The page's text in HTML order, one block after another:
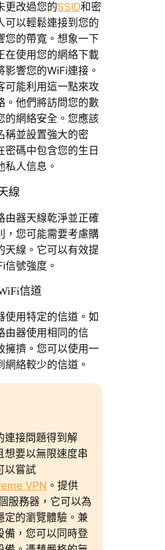
更改過您的SSID和密
可以輕鬆連接到您的
您的帶寬。想象一下
在使用您的網絡下載
影響您的WiFi連接。
可能利用這一點來攻
。他們將訪問您的數
的網絡安全。您應該
稱並設置強大的密
密碼中包含您的生日
私人信息。
線
由器天線乾淨並正確
，您可能需要考慮購
天線。它可以有效提
信號強度。
信道
使用特定的信道。如
由器使用相同的信
擁擠。您可以使用一
網絡較少的信道。
連接問題得到解
想要以無限速度串
以嘗試
VPN 。提供
服務器，它可以為
定的瀏覽體驗。兼
備，您可以同時登